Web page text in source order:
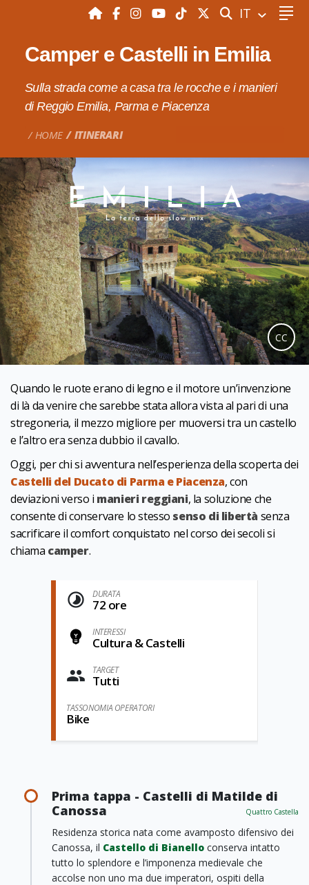
CERCA
IT
Camper e Castelli in Emilia
Sulla strada come a casa tra le rocche e i manieri
di Reggio Emilia, Parma e Piacenza
HOME ITINERARI
CC
Quando le ruote erano di legno e il motore un’invenzione
di là da venire che sarebbe stata allora vista al pari di una
stregoneria, il mezzo migliore per muoversi tra un castello
e l’altro era senza dubbio il cavallo.
Oggi, per chi si avventura nell’esperienza della scoperta dei
Castelli del Ducato di Parma e Piacenza, con
deviazioni verso i manieri reggiani, la soluzione che
consente di conservare lo stesso senso di libertà senza
sacrificare il comfort conquistato nel corso dei secoli si
chiama camper.
DURATA
72 ore
INTERESSI
Cultura & Castelli
TARGET
Tutti
TASSONOMIA OPERATORI
Bike
Prima tappa - Castelli di Matilde di
Canossa
Quattro Castella
Residenza storica nata come avamposto difensivo dei
Canossa, il Castello di Bianello conserva intatto
tutto lo splendore e l’imponenza medievale che
accolse non uno ma due imperatori, ospiti della